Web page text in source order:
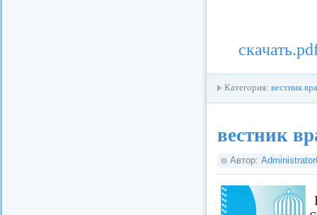
Категория: вестник
вестник
Автор: